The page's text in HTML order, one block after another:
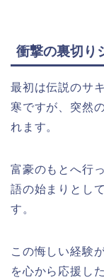
衝撃の裏切り
最初は伝説のサ
寒ですが、突然
れます。
富豪のもとへ行
語の始まりとし
す。
この悔しい経験
を心から応援し